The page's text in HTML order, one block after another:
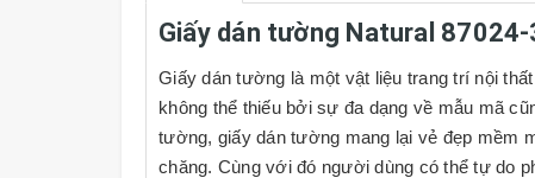
Giấy dán tường Natural 87024-
Giấy dán tường là một vật liệu trang trí nội
không thể thiếu bởi sự đa dạng về mẫu mã
tường, giấy dán tường mang lại vẻ đẹp mềm
chăng. Cùng với đó người dùng có thể tự do